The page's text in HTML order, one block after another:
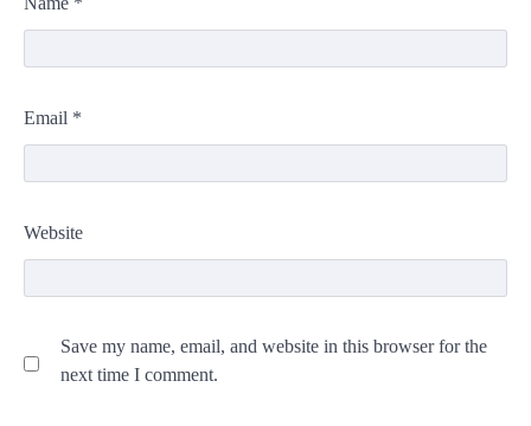
Email *
Website
Save my name, email, and website in this browser for the
next time I comment.